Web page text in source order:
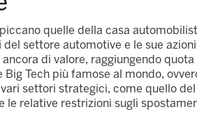
quelle della casa
settore automotive e le sue
di valore, raggiungendo quota
Tech più famose al mondo,
settori strategici, come quello
le relative restrizioni sugli